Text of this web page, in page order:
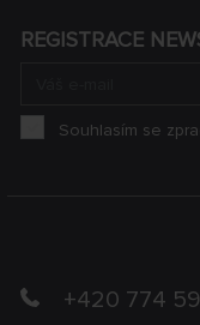
+420 774
REGISTRACE
Souhlasím se